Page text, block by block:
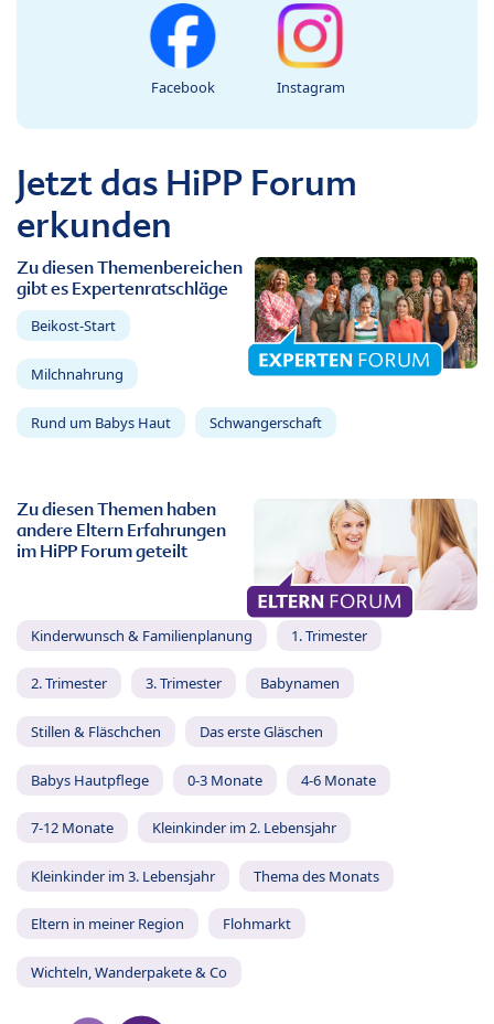
Facebook Instagram
Jetzt das HiPP Forum
erkunden
Zu diesen Themenbereichen
gibt es Expertenratschläge
Beikost-Start
Milchnahrung
Rund um Babys Haut Schwangerschaft
Zu diesen Themen haben
andere Eltern Erfahrungen
im HiPP Forum geteilt
Kinderwunsch & Familienplanung 1. Trimester
2. Trimester 3. Trimester Babynamen
Stillen & Fläschchen Das erste Gläschen
Babys Hautpflege 0-3 Monate 4-6 Monate
7-12 Monate Kleinkinder im 2. Lebensjahr
Kleinkinder im 3. Lebensjahr Thema des Monats
Eltern in meiner Region Flohmarkt
Wichteln, Wanderpakete & Co